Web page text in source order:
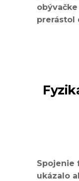
prerástol
Spojenie
ukázalo